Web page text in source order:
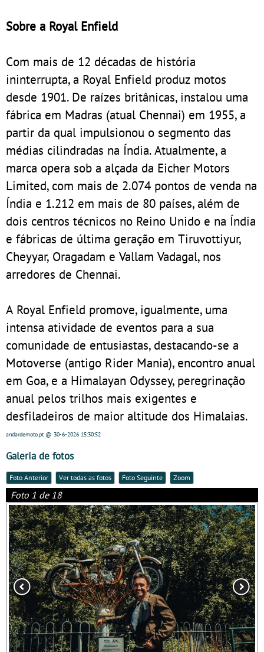
Sobre a Royal Enfield
Com mais de 12 décadas de história
ininterrupta, a Royal Enfield produz motos
desde 1901. De raízes britânicas, instalou uma
fábrica em Madras (atual Chennai) em 1955, a
partir da qual impulsionou o segmento das
médias cilindradas na Índia. Atualmente, a
marca opera sob a alçada da Eicher Motors
Limited, com mais de 2.074 pontos de venda na
Índia e 1.212 em mais de 80 países, além de
dois centros técnicos no Reino Unido e na Índia
e fábricas de última geração em Tiruvottiyur,
Cheyyar, Oragadam e Vallam Vadagal, nos
arredores de Chennai.
A Royal Enfield promove, igualmente, uma
intensa atividade de eventos para a sua
comunidade de entusiastas, destacando-se a
Motoverse (antigo Rider Mania), encontro anual
em Goa, e a Himalayan Odyssey, peregrinação
anual pelos trilhos mais exigentes e
desfiladeiros de maior altitude dos Himalaias.
andardemoto.pt@ 30-6-2026 15:30:52
Galeria de fotos
Foto Anterior Ver todas as fotos Foto Seguinte Zoom
Foto 1 de 18